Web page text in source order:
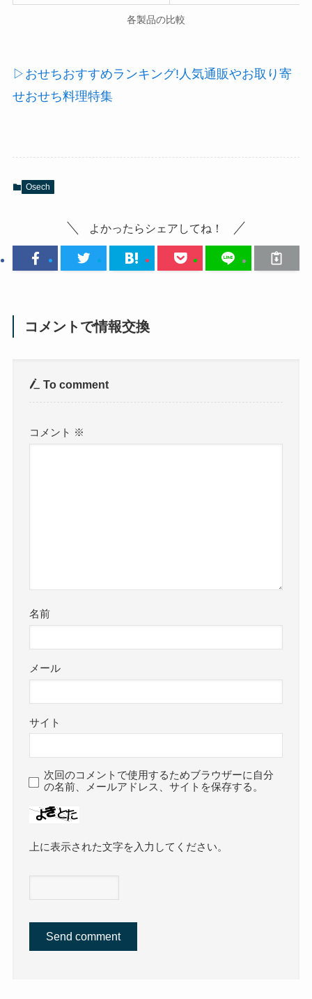
各製品の比較
▷おせちおすすめランキング!人気通販やお取り寄
せおせち料理特集
Osech
よかったらシェアしてね！
コメントで情報交換
To comment
コメント ※
名前
メール
サイト
次回のコメントで使用するためブラウザーに自分
の名前、メールアドレス、サイトを保存する。
上に表示された文字を入力してください。